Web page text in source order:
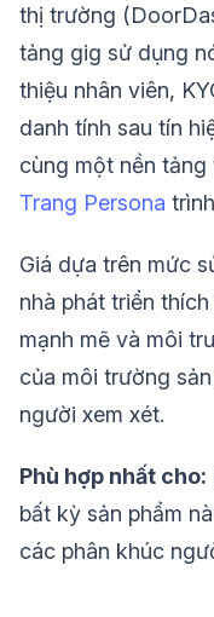
thị trường
tảng gig sử dụng
thiệu nhân viên,
danh tính sau tín
cùng một nền tảng
Trang Persona
Giá dựa trên mức
nhà phát triển
mạnh mẽ và môi
của môi trường
người xem xét.
Phù hợp nhất cho:
bất kỳ sản phẩm
các phân khúc